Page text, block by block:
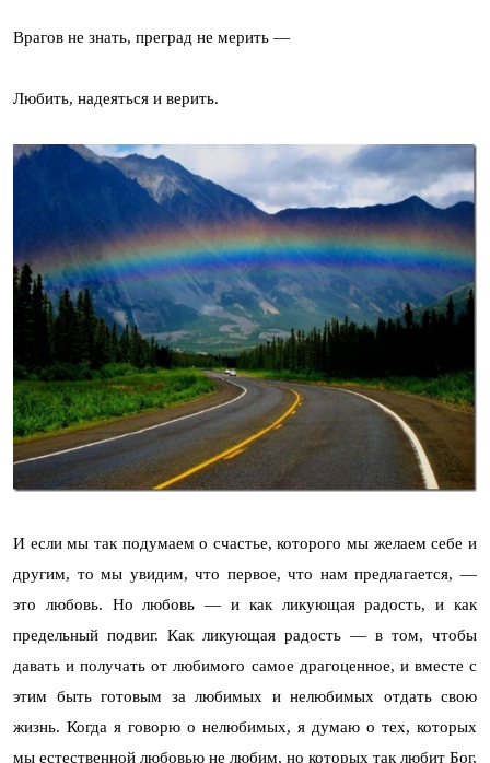
Врагов не знать, преград не мерить —
Любить, надеяться и верить.
И если мы так подумаем о счастье, которого мы желаем себе и
другим, то мы увидим, что первое, что нам предлагается, —
это любовь. Но любовь — и как ликующая радость, и как
предельный подвиг. Как ликующая радость — в том, чтобы
давать и получать от любимого самое драгоценное, и вместе с
этим быть готовым за любимых и нелюбимых отдать свою
жизнь. Когда я говорю о нелюбимых, я думаю о тех, которых
мы естественной любовью не любим, но которых так любит Бог,